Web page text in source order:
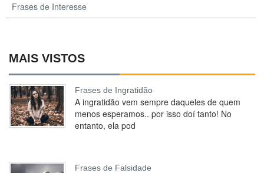
Frases de Interesse
MAIS VISTOS
Frases de Ingratidão
A ingratidão vem sempre daqueles de quem
menos esperamos.. por isso doí tanto! No
entanto, ela pod
Frases de Falsidade